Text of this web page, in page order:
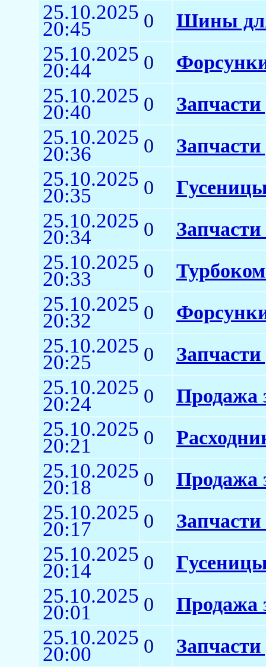
25.10.2025
20:45 0 Шины
25.10.2025
20:44 0
25.10.2025
20:40 0
25.10.2025
20:36 0
25.10.2025
20:35 0
25.10.2025
20:34 0 Запчасти
25.10.2025
20:33 0
25.10.2025
20:32 0
25.10.2025
20:25 0
25.10.2025
20:24 0 Продажа
25.10.2025
20:21 0
25.10.2025
20:18 0 Продажа
25.10.2025
20:17 0
25.10.2025
20:14 0
25.10.2025
20:01 0 Продажа
25.10.2025
20:00 0